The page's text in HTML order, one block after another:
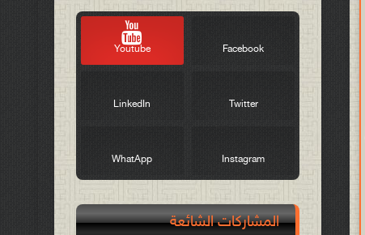
Facebook
Youtube
Twitter
LinkedIn
Instagram
WhatApp
المشاركات الشائعة